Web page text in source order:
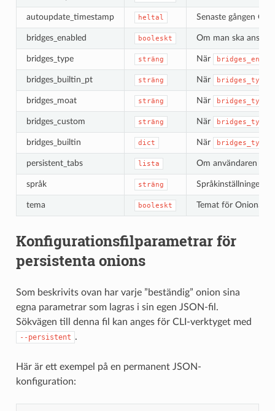
autoupdate_timestamp heltal Senaste gången
bridges_enabled booleskt Om man ska
bridges_type sträng När
bridges_builtin_pt sträng När bridges_type
bridges_moat sträng När bridges_type
bridges_custom sträng När bridges_type
bridges_builtin dict När bridges_type
persistent_tabs lista Om användaren har
språk sträng Språkinställningen
tema booleskt Temat för
Konfigurationsfilparametrar för
persistenta onions
Som beskrivits ovan har varje ”beständig” onion sina
egna parametrar som lagras i sin egen JSON-fil.
Sökvägen till denna fil kan anges för CLI-verktyget med
--persistent .
Här är ett exempel på en permanent JSON-
konfiguration: